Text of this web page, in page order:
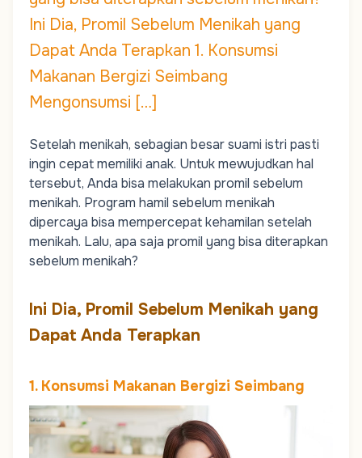
Ini Dia, Promil Sebelum Menikah yang
Dapat Anda Terapkan 1. Konsumsi
Makanan Bergizi Seimbang
Mengonsumsi […]
Setelah menikah, sebagian besar suami istri pasti
ingin cepat memiliki anak. Untuk mewujudkan hal
tersebut, Anda bisa melakukan promil sebelum
menikah. Program hamil sebelum menikah
dipercaya bisa mempercepat kehamilan setelah
menikah. Lalu, apa saja promil yang bisa diterapkan
sebelum menikah?
Ini Dia, Promil Sebelum Menikah yang
Dapat Anda Terapkan
1. Konsumsi Makanan Bergizi Seimbang